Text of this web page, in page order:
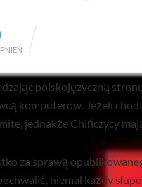
polskojęzyczną
komputerów. Jeżeli
jednakże Chińczycy
za sprawą
niemal każdy